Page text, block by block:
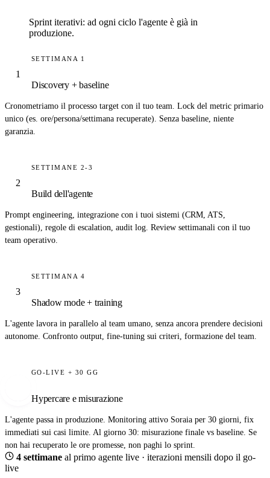
Sprint iterativi: ad ogni ciclo l'agente è già in
produzione.
1
SETTIMANA 1
Discovery + baseline
Cronometriamo il processo target con il tuo team. Lock del metric primario
unico (es. ore/persona/settimana recuperate). Senza baseline, niente
garanzia.
2
SETTIMANE 2-3
Build dell'agente
Prompt engineering, integrazione con i tuoi sistemi (CRM, ATS,
gestionali), regole di escalation, audit log. Review settimanali con il tuo
team operativo.
3
SETTIMANA 4
Shadow mode + training
L'agente lavora in parallelo al team umano, senza ancora prendere decisioni
autonome. Confronto output, fine-tuning sui criteri, formazione del team.
GO-LIVE + 30 GG
Hypercare e misurazione
L'agente passa in produzione. Monitoring attivo Soraia per 30 giorni, fix
immediati sui casi limite. Al giorno 30: misurazione finale vs baseline. Se
non hai recuperato le ore promesse, non paghi lo sprint.
4 settimane al primo agente live · iterazioni mensili dopo il go-
live